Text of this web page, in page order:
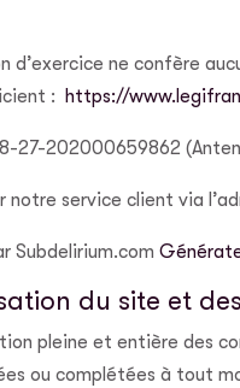
d’exercice ne confère
:
https://
27-202000659862
notre service client via
Subdelirium.com
du site et
pleine et entière des
ou complétées à tout